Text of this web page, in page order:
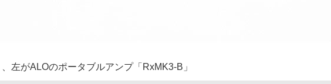
左がALOのポータブルアンプ「RxMK3-B」